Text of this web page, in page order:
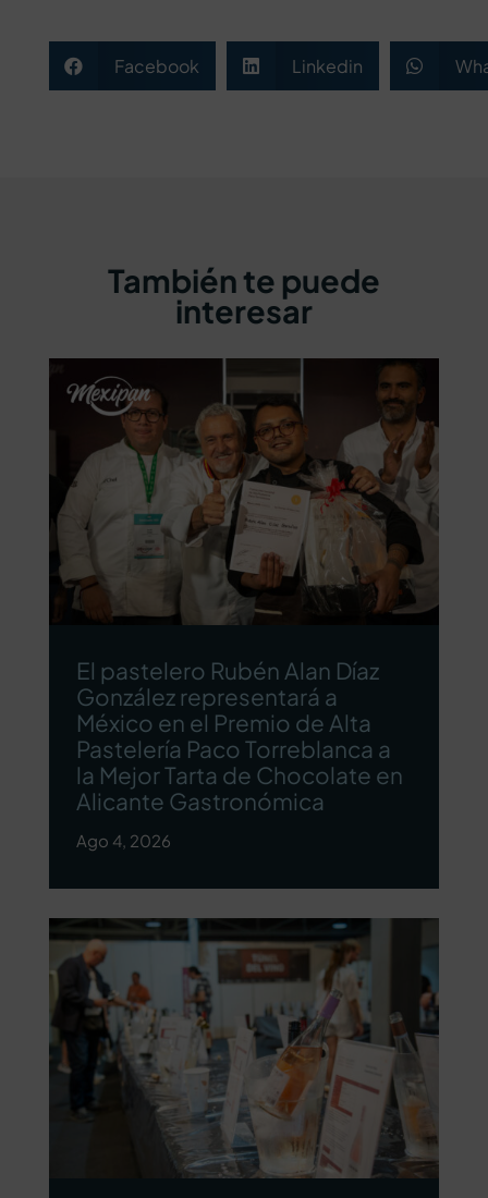
 Facebook  Linkedin 
También te puede
interesar
El pastelero Rubén Alan Díaz
González representará a
México en el Premio de Alta
Pastelería Paco Torreblanca a
la Mejor Tarta de Chocolate en
Alicante Gastronómica
Ago 4, 2026